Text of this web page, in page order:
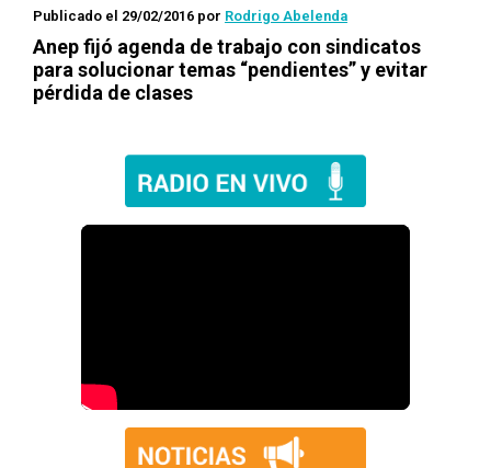
Publicado el 29/02/2016 por Rodrigo Abelenda
Anep fijó agenda de trabajo con sindicatos
para solucionar temas “pendientes” y evitar
pérdida de clases